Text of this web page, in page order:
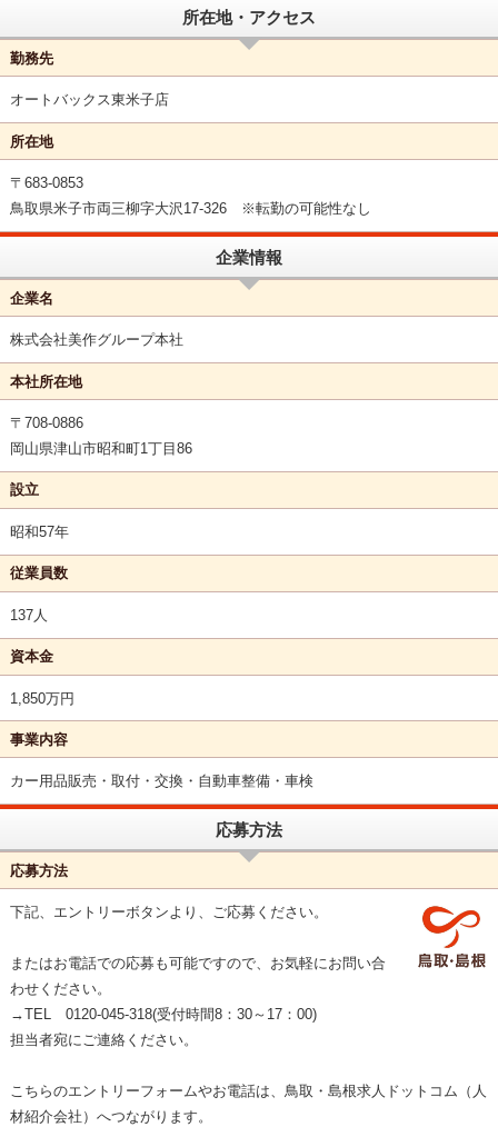
所在地・アクセス
勤務先
オートバックス東米子店
所在地
〒683-0853
鳥取県米子市両三柳字大沢17-326 ※転勤の可能性なし
企業情報
企業名
株式会社美作グループ本社
本社所在地
〒708-0886
岡山県津山市昭和町1丁目86
設立
昭和57年
従業員数
137人
資本金
1,850万円
事業内容
カー用品販売・取付・交換・自動車整備・車検
応募方法
応募方法
下記、エントリーボタンより、ご応募ください。
またはお電話での応募も可能ですので、お気軽にお問い合
わせください。
→TEL 0120-045-318(受付時間8：30～17：00)
担当者宛にご連絡ください。
こちらのエントリーフォームやお電話は、鳥取・島根求人ドットコム（人
材紹介会社）へつながります。